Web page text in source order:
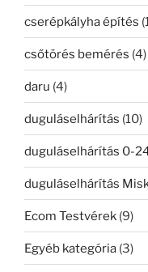
cserépkályha építés
csőtörés bemérés (4)
daru (4)
duguláselhárítás (10)
duguláselhárítás 0-
duguláselhárítás
Ecom Testvérek (9)
Egyéb kategória (3)